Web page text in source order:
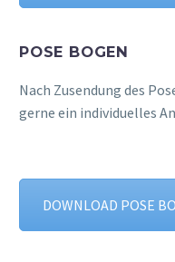
POSE BOGEN
Nach Zusendung des
gerne ein individuelles
DOWNLOAD POSE